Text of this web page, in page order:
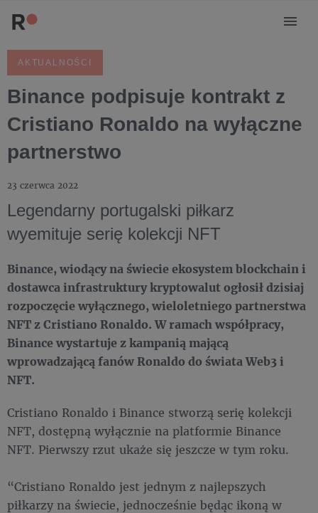
AKTUALNOŚCI
Binance podpisuje kontrakt z
Cristiano Ronaldo na wyłączne
partnerstwo
23 czerwca 2022
Legendarny portugalski piłkarz
wyemituje serię kolekcji NFT
Binance, wiodący na świecie ekosystem blockchain i
dostawca infrastruktury kryptowalut ogłosił dzisiaj
rozpoczęcie wyłącznego, wieloletniego partnerstwa
NFT z Cristiano Ronaldo. W ramach współpracy,
Binance wystartuje z kampanią mającą
wprowadzającą fanów Ronaldo do świata Web3 i
NFT.
Cristiano Ronaldo i Binance stworzą serię kolekcji
NFT, dostępną wyłącznie na platformie Binance
NFT. Pierwszy rzut ukaże się jeszcze w tym roku.
“Cristiano Ronaldo jest jednym z najlepszych
piłkarzy na świecie, jednocześnie będąc ikoną w